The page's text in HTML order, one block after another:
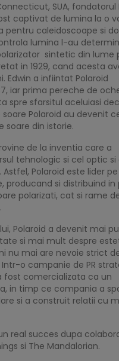
SUA, fondatorul
captivat de lumina la o
pentru caleidoscoape si
lumina l-au
sintetic din lume
in 1929, cand acesta
Edwin a infiintat Polaroid
iar prima pereche de
spre sfarsitul aceluiasi
Polaroid au devenit
soare din istorie.
de la inventia care a
tehnologic si cel optic si
Polaroid este lider
producand si distribuind in
polarizati, cat si rame
Polaroid a devenit mai
si mai mult despre
nu mai are nevoie strict
o campanie de PR
fost comercializata ca un
in timp ce compania a
si a construit relatii cu
real succes dupa
si The Mandalorian.